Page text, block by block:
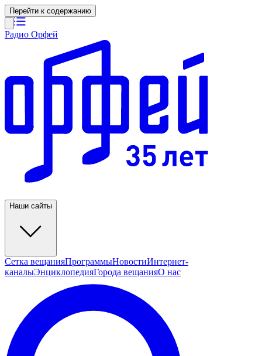
Перейти к содержанию
Радио Орфей
Наши сайты
Сетка вещанияПрограммыНовостиИнтернет-
каналыЭнциклопедияГорода вещанияО нас